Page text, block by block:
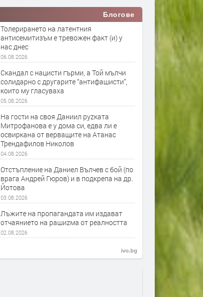
Блогове
Толерирането на латентния
антисемитизъм е тревожен факт (и) у
нас днес
06.08.2026
Скандал с нацисти гърми, а Той мълчи
солидарно с другарите “антифашисти”,
които му гласуваха
05.08.2026
На гости на своя Даниил руzката
Митрофанова е у дома си, едва ли е
освиркана от верващите на Атанас
Трендафилов Николов
04.08.2026
Отстъпление на Даниел Вълчев с бой (по
врага Андрей Гюров) и в подкрепа на др.
Йотова
03.08.2026
Лъжите на пропагандата им издават
отчаянието на рашиzма от реалността
02.08.2026
ivo.bg